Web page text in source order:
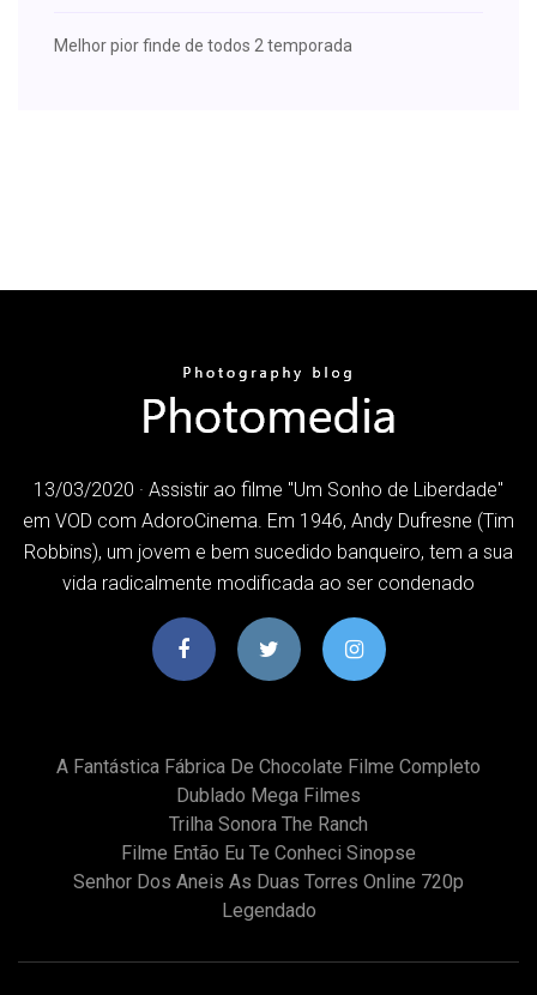
Melhor pior finde de todos 2 temporada
13/03/2020 · Assistir ao filme "Um Sonho de Liberdade"
em VOD com AdoroCinema. Em 1946, Andy Dufresne (Tim
Robbins), um jovem e bem sucedido banqueiro, tem a sua
vida radicalmente modificada ao ser condenado
A Fantástica Fábrica De Chocolate Filme Completo
Dublado Mega Filmes
Trilha Sonora The Ranch
Filme Então Eu Te Conheci Sinopse
Senhor Dos Aneis As Duas Torres Online 720p
Legendado